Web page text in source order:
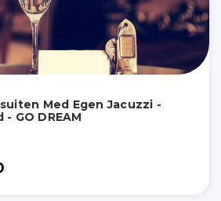
Med Egen Jacuzzi -
GO DREAM